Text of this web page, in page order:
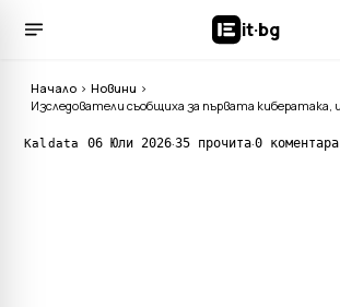
it·bg
Начало › Новини ›
Kaldata 06 Юли 2026·35 прочита·0 коментара